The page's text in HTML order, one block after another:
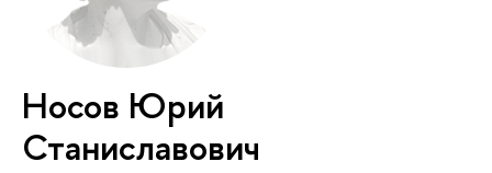
Носов Юрий
Станиславович